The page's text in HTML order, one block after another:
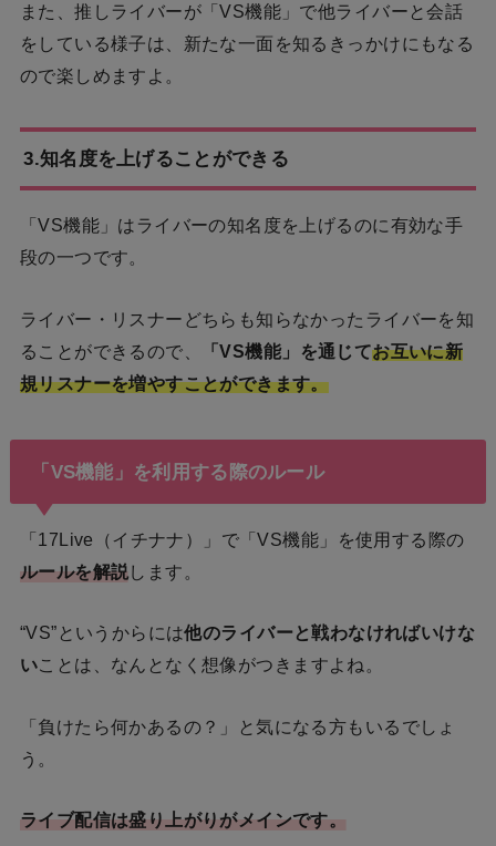
また、推しライバーが「VS機能」で他ライバーと会話
をしている様子は、新たな一面を知るきっかけにもなる
ので楽しめますよ。
3.知名度を上げることができる
「VS機能」はライバーの知名度を上げるのに有効な手
段の一つです。
ライバー・リスナーどちらも知らなかったライバーを知
ることができるので、
「VS機能」を通じてお互いに新
規リスナーを増やすことができます。
「VS機能」を利用する際のルール
「17Live（イチナナ）」で「VS機能」を使用する際の
ルールを解説します。
“VS”というからには他のライバーと戦わなければいけな
いことは、なんとなく想像がつきますよね。
「負けたら何かあるの？」と気になる方もいるでしょ
う。
ライブ配信は盛り上がりがメインです。